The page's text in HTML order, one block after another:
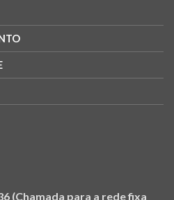
(Chamada para a rede fixa